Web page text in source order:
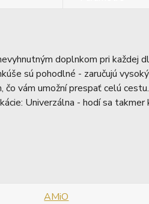
doplnkom pri každej
sú pohodlné - zaručujú
čo vám umožní prespať celú
Univerzálna - hodí sa
AMiO